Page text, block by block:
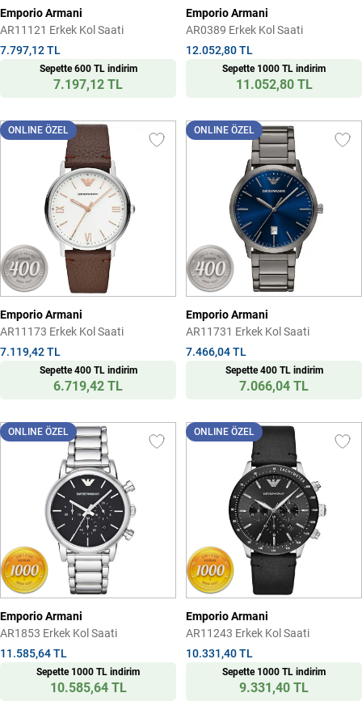
Emporio Armani
AR11121 Erkek Kol Saati
7.797,12 TL
Sepette 600 TL indirim
7.197,12 TL
Emporio Armani
AR0389 Erkek Kol Saati
12.052,80 TL
Sepette 1000 TL indirim
11.052,80 TL
ONLINE ÖZEL
Emporio Armani
AR11173 Erkek Kol Saati
7.119,42 TL
Sepette 400 TL indirim
6.719,42 TL
ONLINE ÖZEL
Emporio Armani
AR11731 Erkek Kol Saati
7.466,04 TL
Sepette 400 TL indirim
7.066,04 TL
ONLINE ÖZEL
Emporio Armani
AR1853 Erkek Kol Saati
11.585,64 TL
Sepette 1000 TL indirim
10.585,64 TL
ONLINE ÖZEL
Emporio Armani
AR11243 Erkek Kol Saati
10.331,40 TL
Sepette 1000 TL indirim
9.331,40 TL